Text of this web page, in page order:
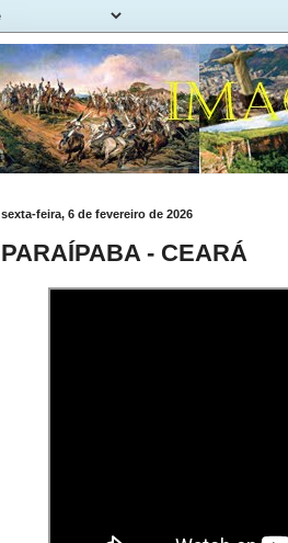
sexta-feira, 6 de fevereiro de 2026
PARAÍPABA - CEARÁ